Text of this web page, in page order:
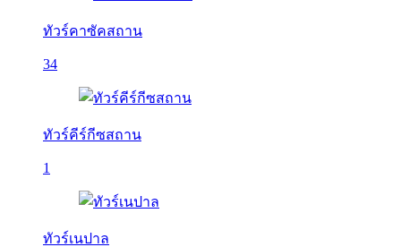
ทัวร์คาซัคสถาน
34
ทัวร์คีร์กีซสถาน
1
ทัวร์เนปาล